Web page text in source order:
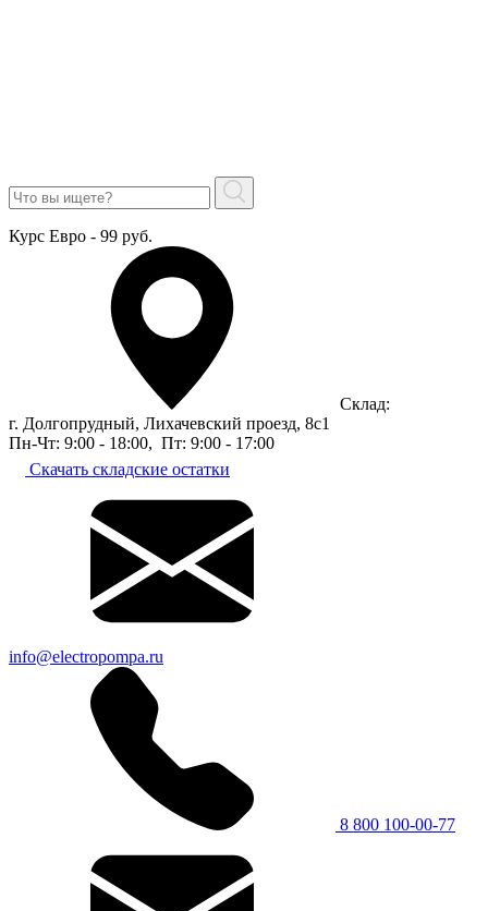
Курс Евро - 99 руб.
Склад:
г. Долгопрудный, Лихачевский проезд, 8c1
Пн-Чт: 9:00 - 18:00, Пт: 9:00 - 17:00
Скачать складские остатки
info@electropompa.ru
8 800 100-00-77